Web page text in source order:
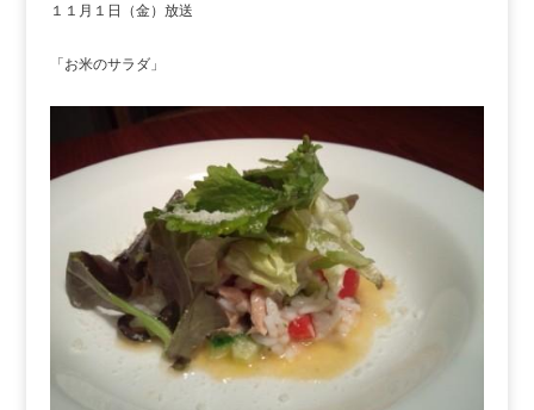
１１月１日（金）放送
「お米のサラダ」